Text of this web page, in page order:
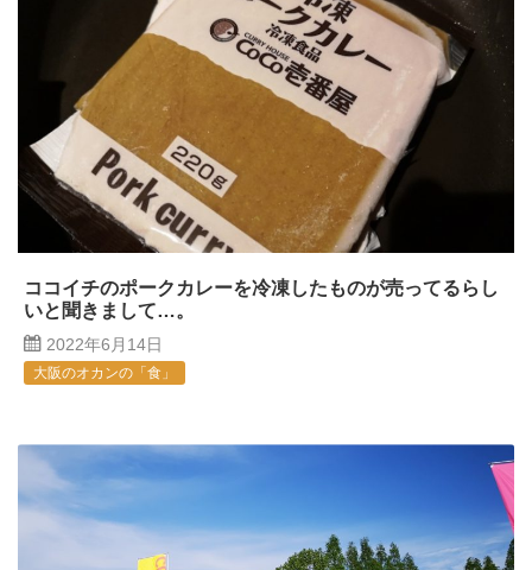
ココイチのポークカレーを冷凍したものが売ってるらし
いと聞きまして…。
2022年6月14日
大阪のオカンの「食」